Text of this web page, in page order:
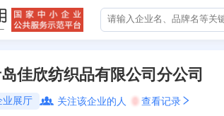
佳欣纺织品有限公司分公司
业展厅 关注该企业的人 0 查看记录